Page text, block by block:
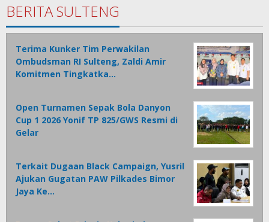
BERITA SULTENG
Terima Kunker Tim Perwakilan
Ombudsman RI Sulteng, Zaldi Amir
Komitmen Tingkatka…
Open Turnamen Sepak Bola Danyon
Cup 1 2026 Yonif TP 825/GWS Resmi di
Gelar
Terkait Dugaan Black Campaign, Yusril
Ajukan Gugatan PAW Pilkades Bimor
Jaya Ke…